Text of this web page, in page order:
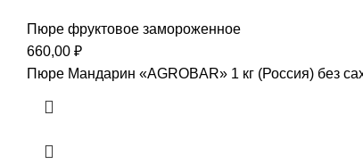
Пюре фруктовое замороженное
660,00 ₽
Пюре Мандарин «AGROBAR» 1 кг (Россия) без